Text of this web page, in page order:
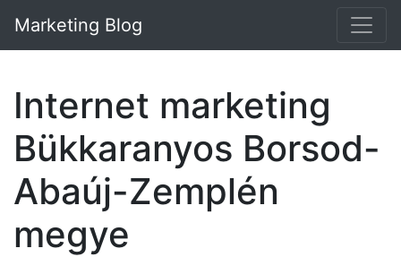
Marketing Blog
Internet marketing
Bükkaranyos Borsod-
Abaúj-Zemplén
megye